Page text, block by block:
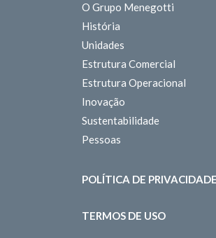
O Grupo Menegotti
História
Unidades
Estrutura Comercial
Estrutura Operacional
Inovação
Sustentabilidade
Pessoas
POLÍTICA DE PRIVACIDADE
TERMOS DE USO